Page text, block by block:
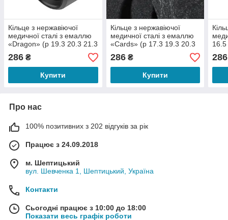
Кільце з нержавіючої
медичної сталі з емаллю
«Dragon» (р 19.3 20.3 21.3
22.3 23)
286 ₴
Купити
Кільце з нержавіючої
медичної сталі з емаллю
«Cards» (р 17.3 19.3 20.3
21.3 22.3 23.3)
286₴
Купити
286
Про нас
100% позитивних з 202 відгуків за рік
Працює з 24.09.2018
м. Шептицький
вул. Шевченка 1, Шептицький, Україна
Контакти
Сьогодні працює з 10:00 до 18:00
Показати весь графік роботи